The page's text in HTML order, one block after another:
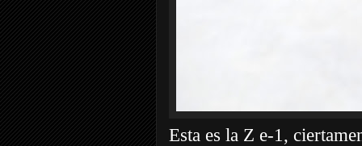
Esta es la Z e-1,